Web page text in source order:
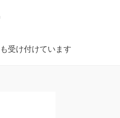
受け付けています